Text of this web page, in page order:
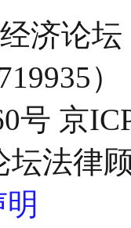
济论
）
号 京
坛法律